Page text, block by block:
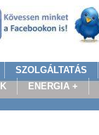
SZOLGÁLTATÁS
ENERGIA +